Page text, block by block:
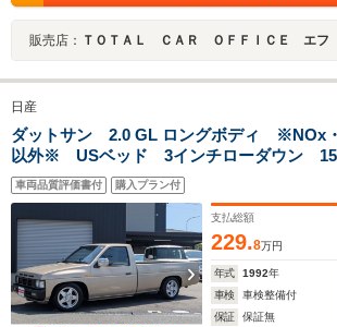
販売店： ＴＯＴＡＬ ＣＡＲ ＯＦＦＩＣＥ エフ
日産
ダットサン 2.0 GL ロングボディ ※NOx
以外※ USベッド 3インチローダウン 15
ミ USベッド リアスムージング 純正
ンチシート 社外テール シャンパンゴール
み
車両品質評価書付 購入プラン付
支払総額
229.8万円
年式 1992年
車検
車検整備付
保証
保証無